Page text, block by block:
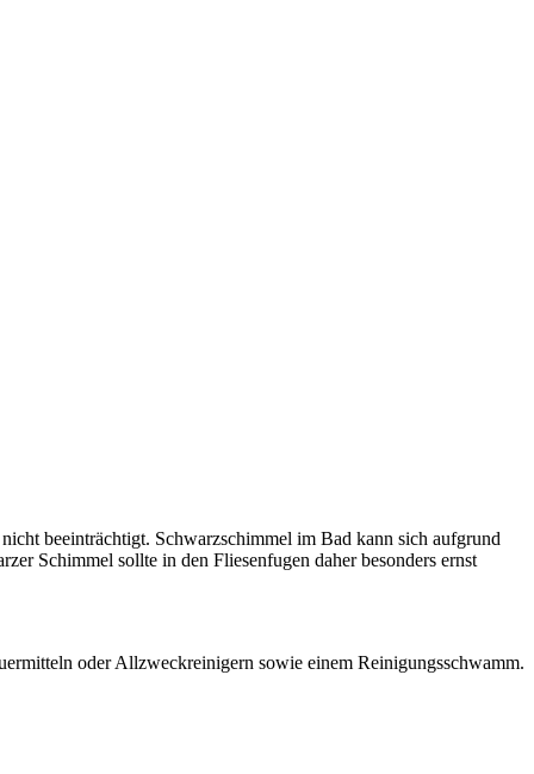
beeinträchtigt. Schwarzschimmel im Bad kann sich aufgrund
Schimmel sollte in den Fliesenfugen daher besonders ernst
oder Allzweckreinigern sowie einem Reinigungsschwamm.